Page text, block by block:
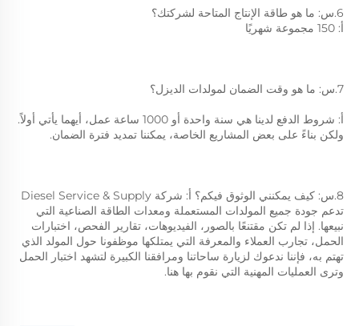
6.س: ما هو طاقة الإنتاج المتاحة لشركتك؟
أ: 150 مجموعة شهريًا
7.س: ما هو وقت الضمان لمولدات الديزل؟
ولكن بناءً على بعض المشاريع الخاصة، يمكننا تمديد فترة الضمان.
وترى العمليات المهنية التي نقوم بها هنا.